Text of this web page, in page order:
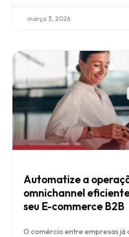
março 3, 2026
Automatize a
omnichannel
seu E-commerce B2B
O comércio entre empresas já